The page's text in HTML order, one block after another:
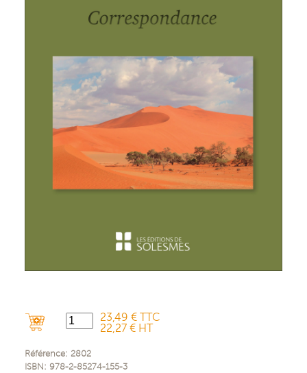
23,49 € TTC
22,27 € HT
Référence: 2802
ISBN: 978-2-85274-155-3